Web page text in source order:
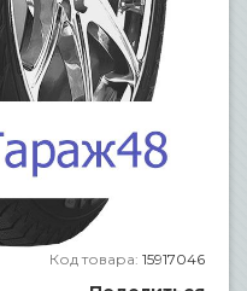
Код товара: 15917046